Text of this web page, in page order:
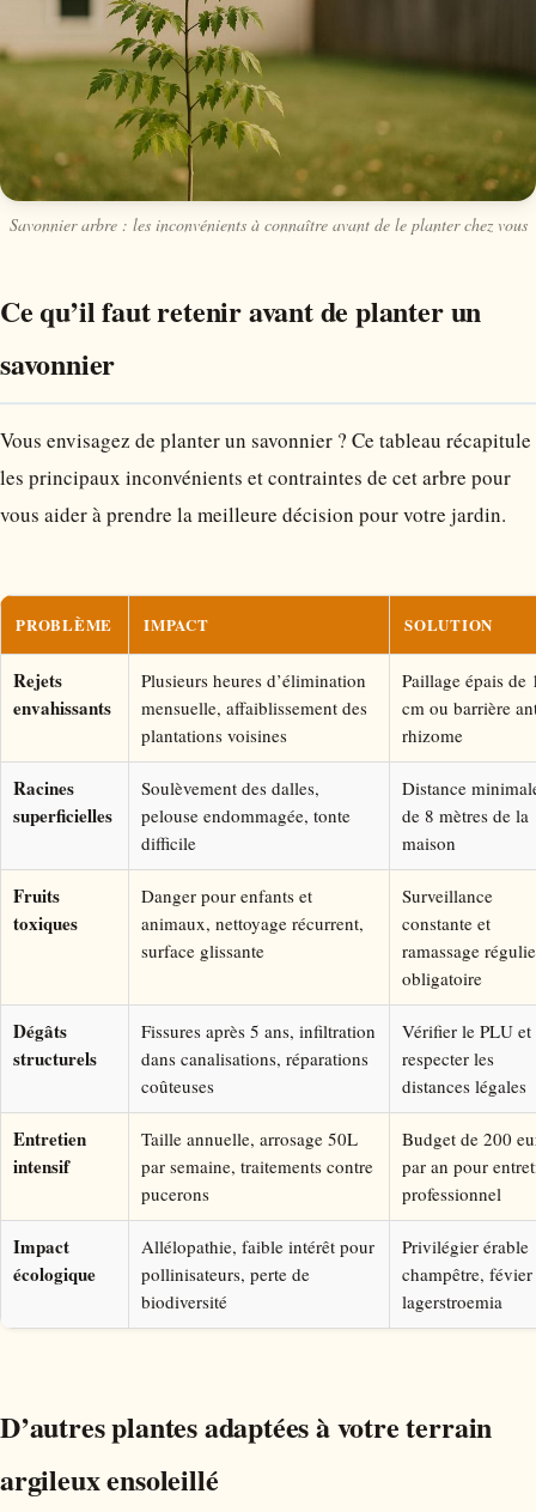
Savonnier arbre : les inconvénients à connaître avant de le planter chez vous
Ce qu’il faut retenir avant de planter un
savonnier
Vous envisagez de planter un savonnier ? Ce tableau récapitule
les principaux inconvénients et contraintes de cet arbre pour
vous aider à prendre la meilleure décision pour votre jardin.
PROBLÈME IMPACT SOLUTION
Rejets
envahissants
Plusieurs heures d’élimination
mensuelle, affaiblissement des
plantations voisines
Paillage épais de
cm ou barrière
rhizome
Racines
superficielles
Soulèvement des dalles,
pelouse endommagée, tonte
difficile
Distance
de 8 mètres de la
maison
Fruits
toxiques
Danger pour enfants et
animaux, nettoyage récurrent,
surface glissante
Surveillance
constante et
ramassage
obligatoire
Dégâts
structurels
Fissures après 5 ans, infiltration
dans canalisations, réparations
coûteuses
Vérifier le PLU et
respecter les
distances légales
Entretien
intensif
Taille annuelle, arrosage 50L
par semaine, traitements contre
pucerons
Budget de 200
par an pour
professionnel
Impact
écologique
Allélopathie, faible intérêt pour
pollinisateurs, perte de
biodiversité
Privilégier érable
champêtre,
lagerstroemia
D’autres plantes adaptées à votre terrain
argileux ensoleillé